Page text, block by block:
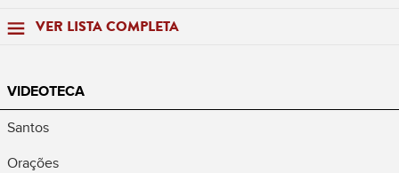
VER LISTA COMPLETA
VIDEOTECA
Santos
Orações